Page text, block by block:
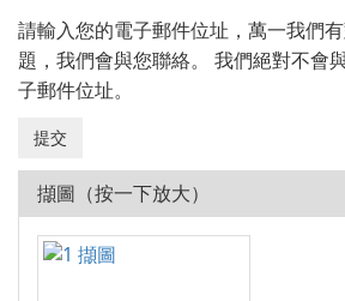
請輸入您的電子郵件位址，萬一我們
題，我們會與您聯絡。 我們絕對不會
子郵件位址。
擷圖（按一下放大）